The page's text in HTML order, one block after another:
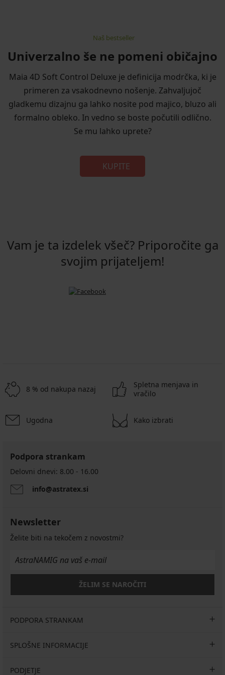
Naš bestseller
Univerzalno še ne pomeni običajno
Maia 4D Soft Control Deluxe je definicija modrčka, ki je
primeren za vsakodnevno nošenje. Zahvaljujoč
gladkemu dizajnu ga lahko nosite pod majico, bluzo ali
formalno obleko. In vedno se boste počutili odlično.
Se mu lahko uprete?
KUPITE
Vam je ta izdelek všeč? Priporočite ga
svojim prijateljem!
8 % od nakupa nazaj
Spletna menjava in
vračilo
Ugodna Kako izbrati
Podpora strankam
Delovni dnevi: 8.00 - 16.00
info@astratex.si
Newsletter
Želite biti na tekočem z novostmi?
ŽELIM SE NAROČITI
PODPORA STRANKAM
SPLOŠNE INFORMACIJE
PODJETJE